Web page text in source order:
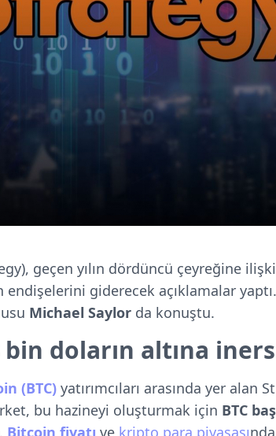
geçen yılın dördüncü çeyreğine
endişelerini giderecek açıklamalar
Michael Saylor da konuştu.
doların altına
(BTC) yatırımcıları arasında yer alan
bu hazineyi oluşturmak için BTC
Bitcoin fiyatı ve kripto para piyasası